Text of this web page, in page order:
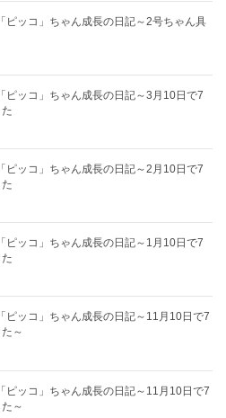
ピッコ」ちゃん成長の日記～2号ちゃん具
ピッコ」ちゃん成長の日記～3月10日で7
ピッコ」ちゃん成長の日記～2月10日で7
ピッコ」ちゃん成長の日記～1月10日で7
ピッコ」ちゃん成長の日記～11月10日で7
～
ピッコ」ちゃん成長の日記～11月10日で7
～